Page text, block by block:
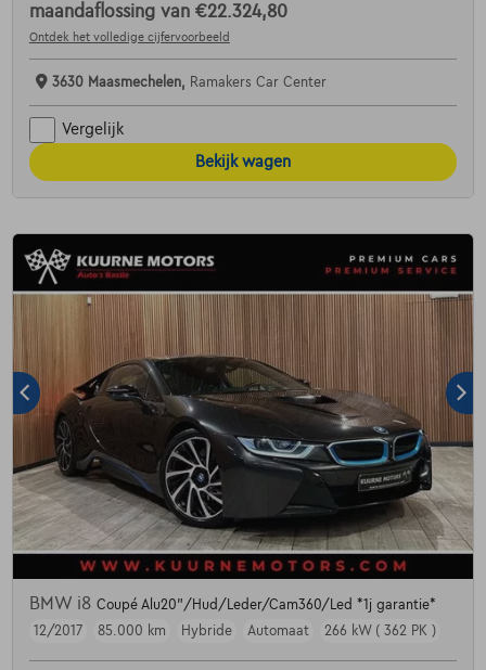
maandaflossing van €22.324,80
Ontdek het volledige cijfervoorbeeld
3630 Maasmechelen, Ramakers Car Center
Vergelijk
Bekijk wagen
BMW i8 Coupé Alu20"/Hud/Leder/Cam360/Led *1j garantie*
12/2017
85.000 km Hybride Automaat 266 kW ( 362 PK )